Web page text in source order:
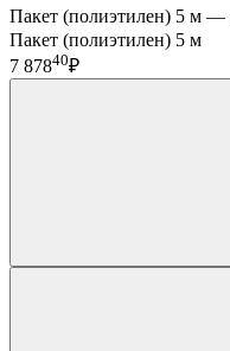
Пакет (полиэтилен) 5 м —
Пакет (полиэтилен) 5 м
7 87840₽